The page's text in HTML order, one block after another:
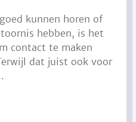
kunnen horen of
hebben, is het
contact te maken
dat juist ook voor